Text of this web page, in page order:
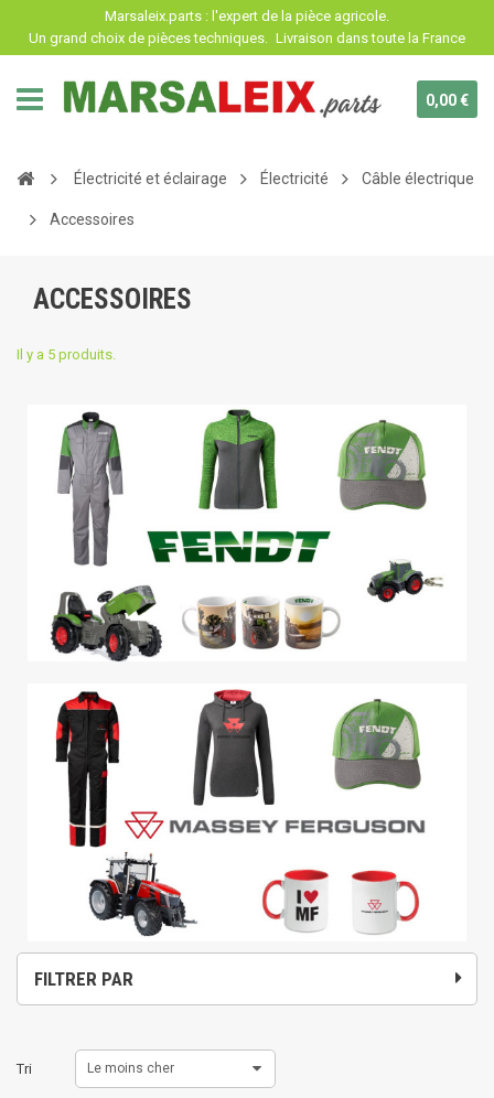
Marsaleix.parts : l'expert de la pièce agricole.
Un grand choix de pièces techniques. Livraison dans toute la France
0,00 €
Électricité et éclairage Électricité Câble électrique
Accessoires
ACCESSOIRES
Il y a 5 produits.
FILTRER PAR
Tri Le moins cher
Panneau de gestion des cookies